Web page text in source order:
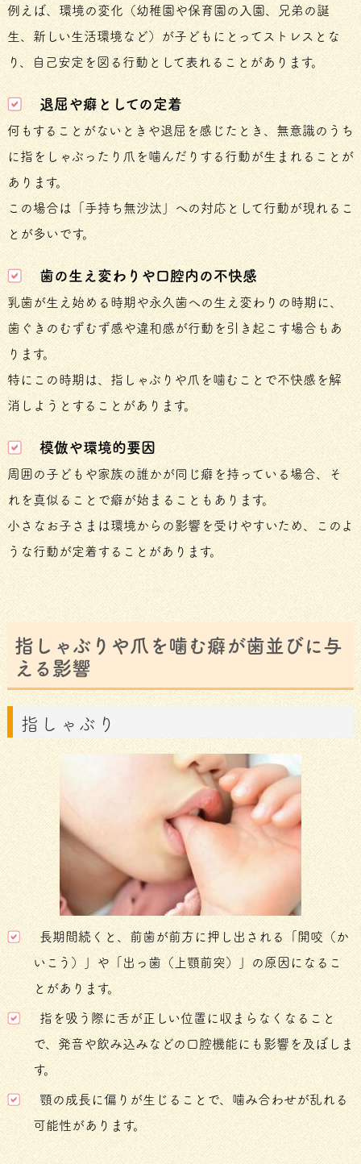
例えば、環境の変化（幼稚園や保育園の入園、兄弟の誕
生、新しい生活環境など）が子どもにとってストレスとな
り、自己安定を図る行動として表れることがあります。
退屈や癖としての定着
何もすることがないときや退屈を感じたとき、無意識のうち
に指をしゃぶったり爪を噛んだりする行動が生まれることが
あります。
この場合は「手持ち無沙汰」への対応として行動が現れるこ
とが多いです。
歯の生え変わりや口腔内の不快感
乳歯が生え始める時期や永久歯への生え変わりの時期に、
歯ぐきのむずむず感や違和感が行動を引き起こす場合もあ
ります。
特にこの時期は、指しゃぶりや爪を噛むことで不快感を解
消しようとすることがあります。
模倣や環境的要因
周囲の子どもや家族の誰かが同じ癖を持っている場合、そ
れを真似ることで癖が始まることもあります。
小さなお子さまは環境からの影響を受けやすいため、このよ
うな行動が定着することがあります。
指しゃぶりや爪を噛む癖が歯並びに与
える影響
指しゃぶり
長期間続くと、前歯が前方に押し出される「開咬（か
いこう）」や「出っ歯（上顎前突）」の原因になるこ
とがあります。
指を吸う際に舌が正しい位置に収まらなくなること
で、発音や飲み込みなどの口腔機能にも影響を及ぼしま
す。
顎の成長に偏りが生じることで、噛み合わせが乱れる
可能性があります。